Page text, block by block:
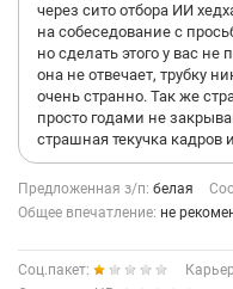
через сито отбора ИИ
на собеседование с
но сделать этого у вас
она не отвечает, трубку
очень странно. Так же
просто годами не
страшная текучка кадров
Предложенная з/п: белая
Общее впечатление: не
Соц.пакет: